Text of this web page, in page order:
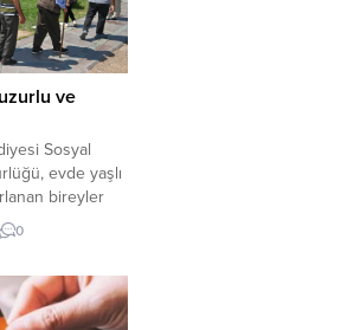
ve
Sosyal
evde yaşlı
bireyler
düzenledi.
Belediyesi,
0